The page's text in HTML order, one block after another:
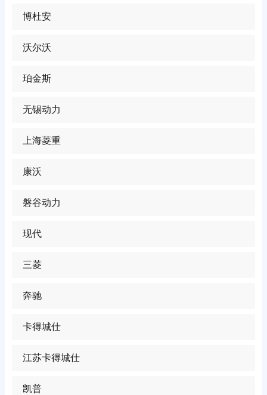
博杜安
沃尔沃
珀金斯
无锡动力
上海菱重
康沃
磐谷动力
现代
三菱
奔驰
卡得城仕
江苏卡得城仕
凯普